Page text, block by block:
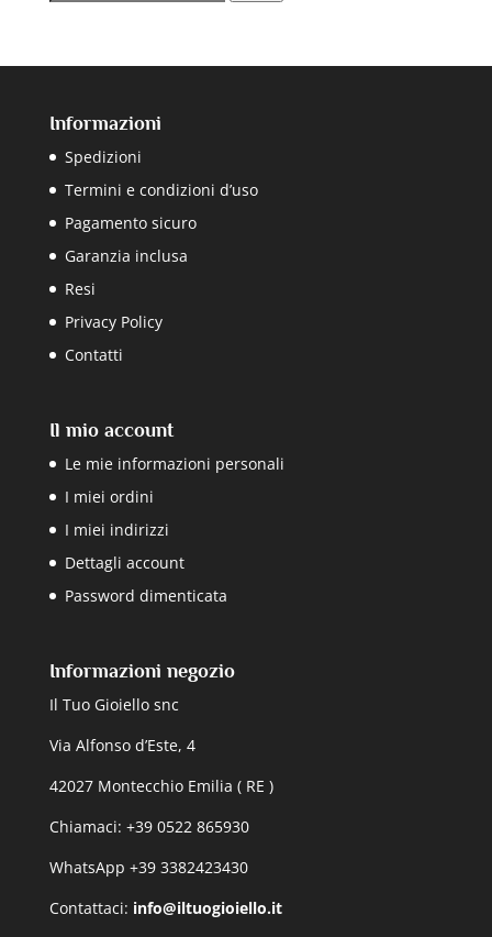
Informazioni
Spedizioni
Termini e condizioni d’uso
Pagamento sicuro
Garanzia inclusa
Resi
Privacy Policy
Contatti
Il mio account
Le mie informazioni personali
I miei ordini
I miei indirizzi
Dettagli account
Password dimenticata
Informazioni negozio
Il Tuo Gioiello snc
Via Alfonso d’Este, 4
42027 Montecchio Emilia ( RE )
Chiamaci: +39 0522 865930
WhatsApp +39 3382423430
Contattaci: info@iltuogioiello.it